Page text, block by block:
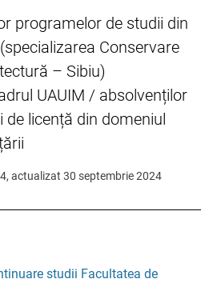
programelor de studii din
Conservare
– Sibiu)
UAUIM / absolvenților
licență din domeniul
actualizat 30 septembrie 2024
studii Facultatea de